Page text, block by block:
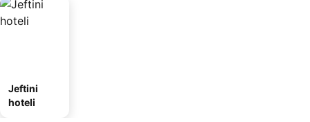
Jeftini
hoteli